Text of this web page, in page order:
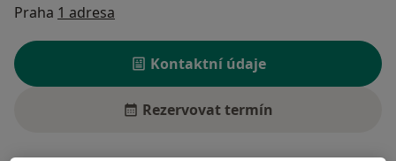
Praha 1 adresa
Kontaktní údaje
Rezervovat termín